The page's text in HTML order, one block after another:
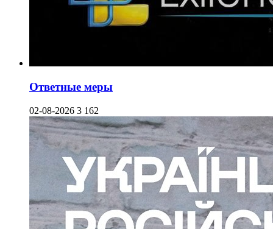
Ответные меры
02-08-2026 3 162